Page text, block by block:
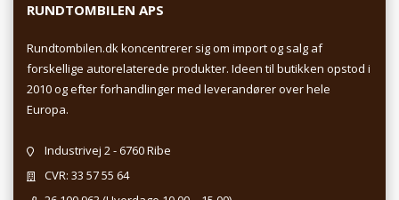
RUNDTOMBILEN APS
Rundtombilen.dk koncentrerer sig om import og salg af
forskellige autorelaterede produkter. Ideen til butikken opstod i
2010 og efter forhandlinger med leverandører over hele
Europa.
Industrivej 2 - 6760 Ribe
CVR: 33 57 55 64